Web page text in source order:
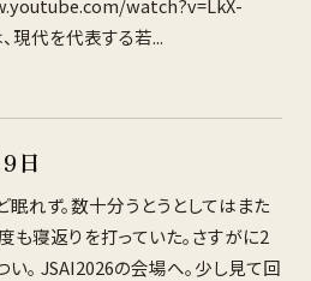
watch?v=LkX-
現代を代表する若...
日
れず。数十分うとうとしてはまた
も寝返りを打っていた。さすがに2
い。 JSAI2026の会場へ。少し見て回